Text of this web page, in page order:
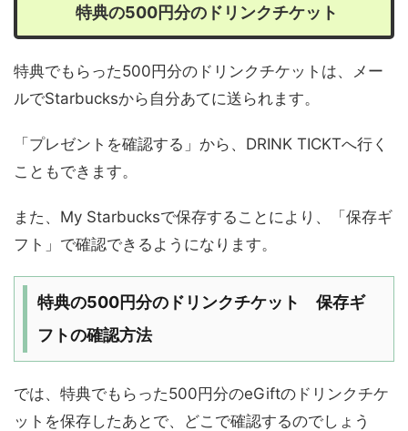
特典の500円分のドリンクチケット
特典でもらった500円分のドリンクチケット は、メー
ルでStarbucksから自分あてに送られます。
「プレゼントを確認する」から、DRINK TICKTへ行く
こともできます。
また、My Starbucksで保存することにより、「保存ギ
フト」で確認できるようになります。
特典の500円分のドリンクチケット
保存ギ
フトの確認方法
では、特典でもらった500円分のeGiftのドリンクチケ
ットを保存したあとで、どこで確認するのでしょう